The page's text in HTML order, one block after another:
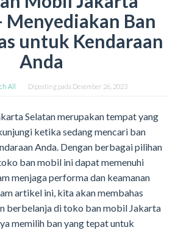
Menyediakan Ban
untuk Kendaraan
Anda
All Diposting pada Desember 26, 2023
Selatan merupakan tempat yang
ketika sedang mencari ban
Anda. Dengan berbagai pilihan
ban mobil ini dapat memenuhi
menjaga performa dan keamanan
artikel ini, kita akan membahas
berbelanja di toko ban mobil Jakarta
memilih ban yang tepat untuk